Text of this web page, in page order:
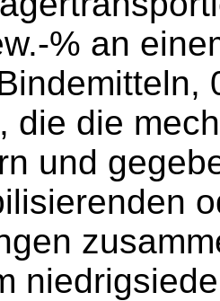
% an
die die
und